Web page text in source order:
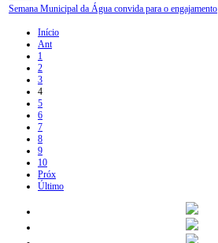
Semana Municipal da Água convida para o engajamento
Início
Ant
1
2
3
4
5
6
7
8
9
10
Próx
Último